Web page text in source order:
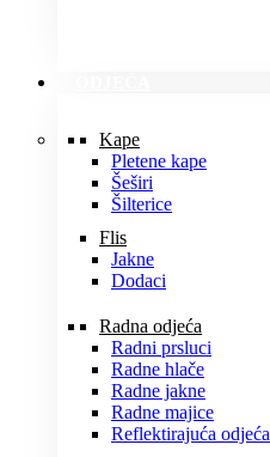
Kape
Pletene kape
Šeširi
Šilterice
Flis
Jakne
Dodaci
Radna odjeća
Radni prsluci
Radne hlače
Radne jakne
Radne majice
Reflektirajuća odjeća